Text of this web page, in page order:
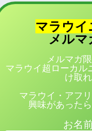
マラウイ
メルマ
メルマガ
マラウイ超ローカル
け取
マラウイ・アフ
興味があった
お名